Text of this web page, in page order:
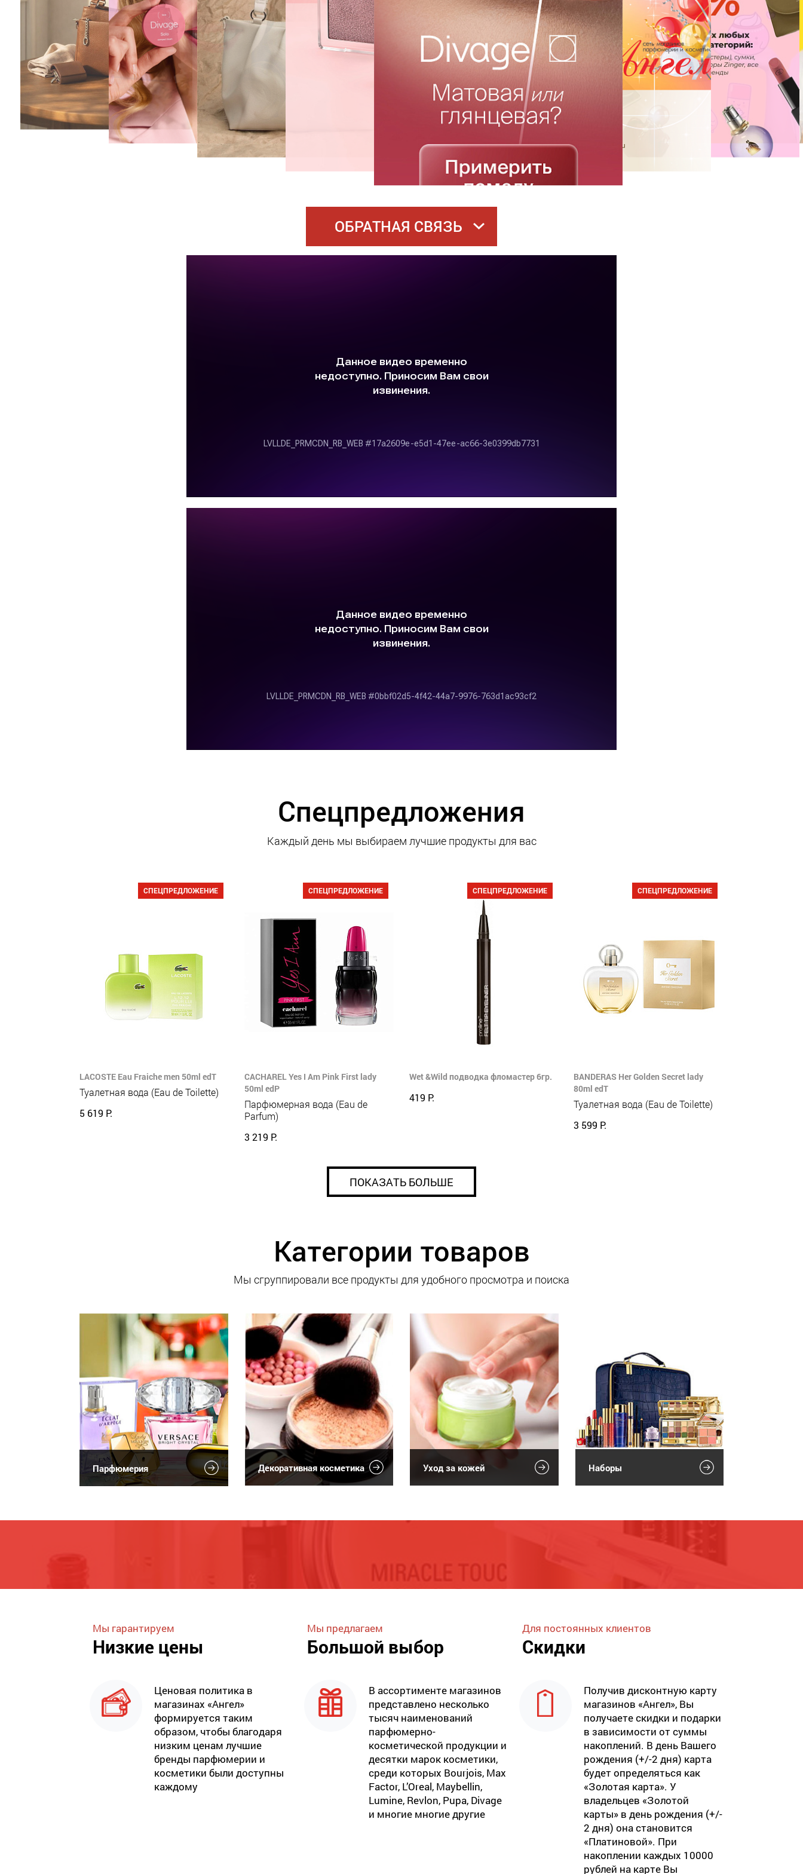
ОБРАТНАЯ СВЯЗЬ
Спецпредложения
Каждый день мы выбираем лучшие продукты для вас
СПЕЦПРЕДЛОЖЕНИЕ
LACOSTE Eau Fraiche men 50ml edT
Туалетная вода (Eau de Toilette)
5 619 Р.
СПЕЦПРЕДЛОЖЕНИЕ
CACHAREL Yes I Am Pink First lady
50ml edP
Парфюмерная вода (Eau de
Parfum)
3 219 Р.
СПЕЦПРЕДЛОЖЕНИЕ
Wet &Wild подводка фломастер 6гр.
419 Р.
СПЕЦПРЕДЛОЖЕНИЕ
BANDERAS Her Golden Secret lady
80ml edT
Туалетная вода (Eau de Toilette)
3 599 Р.
ПОКАЗАТЬ БОЛЬШЕ
Категории товаров
Мы сгруппировали все продукты для удобного просмотра и поиска
Парфюмерия Декоративная косметика Уход за кожей Наборы
Мы гарантируем
Низкие цены
Ценовая политика в
магазинах «Ангел»
формируется таким
образом, чтобы благодаря
низким ценам лучшие
бренды парфюмерии и
косметики были доступны
каждому
Мы предлагаем
Большой выбор
В ассортименте магазинов
представлено несколько
тысяч наименований
парфюмерно-
косметической продукции и
десятки марок косметики,
среди которых Bourjois, Max
Factor, L’Oreal, Maybellin,
Lumine, Revlon, Pupa, Divage
и многие многие другие
Для постоянных клиентов
Скидки
Получив дисконтную карту
магазинов «Ангел», Вы
получаете скидки и подарки
в зависимости от суммы
накоплений. В день Вашего
рождения (+/-2 дня) карта
будет определяться как
«Золотая карта». У
владельцев «Золотой
карты» в день рождения (+/-
2 дня) она становится
«Платиновой». При
накоплении каждых 10000
рублей на карте Вы